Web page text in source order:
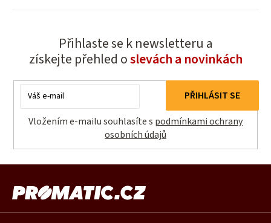
Přihlaste se k newsletteru a
získejte přehled oslevách a novinkách
E-
Vložením e-mailu souhlasíte s podmínkami ochrany
osobních údajů
PŘIHLÁSIT SE
p